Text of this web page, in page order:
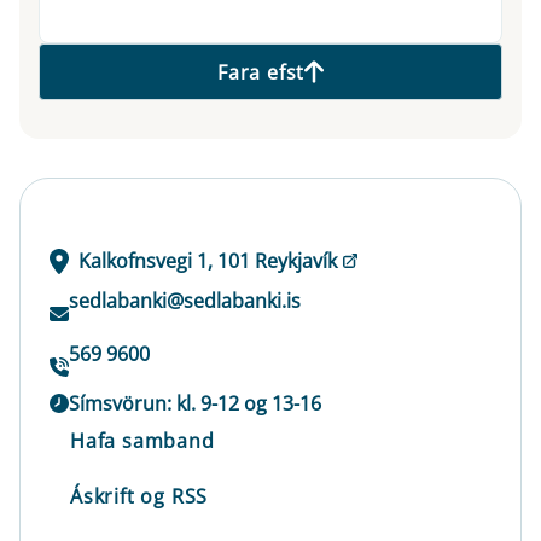
Fara efst
Kalkofnsvegi 1, 101 Reykjavík
sedlabanki@sedlabanki.is
569 9600
Símsvörun: kl. 9-12 og 13-16
Hafa samband
Áskrift og RSS